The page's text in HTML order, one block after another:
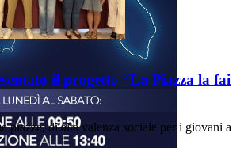
il progetto “La Piazza la fai
piazze, di alta valenza sociale per i giovani a